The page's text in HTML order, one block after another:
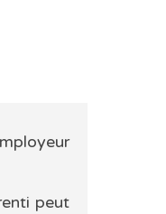
peut